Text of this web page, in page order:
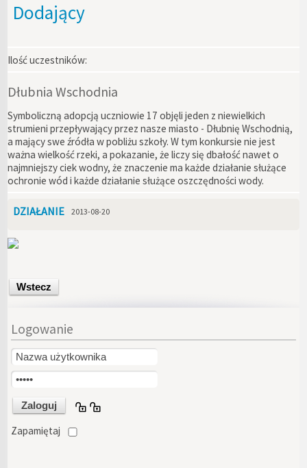
Dodający
Ilość uczestników:
Dłubnia Wschodnia
Symboliczną adopcją uczniowie 17 objęli jeden z niewielkich
strumieni przepływający przez nasze miasto - Dłubnię Wschodnią,
a mający swe źródła w pobliżu szkoły. W tym konkursie nie jest
ważna wielkość rzeki, a pokazanie, że liczy się dbałość nawet o
najmniejszy ciek wodny, że znaczenie ma każde działanie służące
ochronie wód i każde działanie służące oszczędności wody.
DZIAŁANIE 2013-08-20
Wstecz
Logowanie
Zapamiętaj